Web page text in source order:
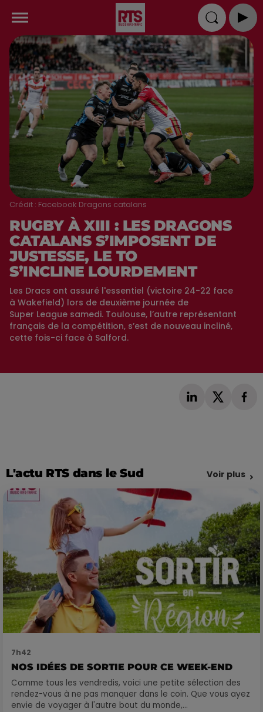
Crédit : Facebook Dragons catalans
RUGBY À XIII : LES DRAGONS
CATALANS S’IMPOSENT DE
JUSTESSE, LE TO
S’INCLINE LOURDEMENT
Les Dracs ont assuré l'essentiel (victoire 24-22 face
à Wakefield) lors de deuxième journée de
Super League samedi. Toulouse, l’autre représentant
français de la compétition, s’est de nouveau incliné,
cette fois-ci face à Salford.
L'actu RTS dans le Sud Voir plus
7h42
NOS IDÉES DE SORTIE POUR CE WEEK-END
Comme tous les vendredis, voici une petite sélection des
rendez-vous à ne pas manquer dans le coin. Que vous ayez
envie de voyager à l'autre bout du monde,...